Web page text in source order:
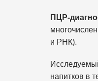
ПЦР-
и РНК).
напитков в